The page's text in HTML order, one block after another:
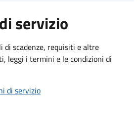
servizio
di scadenze, requisiti e altre
leggi i termini e le condizioni di
di servizio